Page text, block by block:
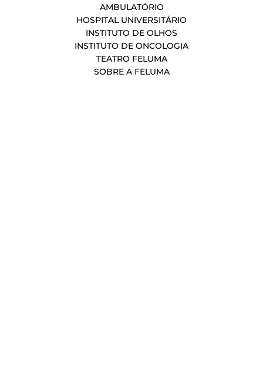
AMBULATÓRIO
HOSPITAL UNIVERSITÁRIO
INSTITUTO DE OLHOS
INSTITUTO DE ONCOLOGIA
TEATRO FELUMA
SOBRE A FELUMA